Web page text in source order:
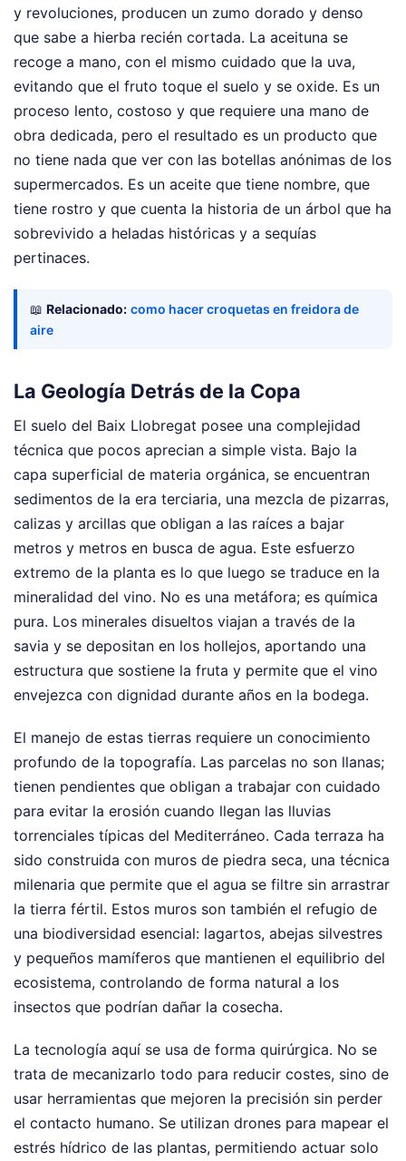
y revoluciones, producen un zumo dorado y denso
que sabe a hierba recién cortada. La aceituna se
recoge a mano, con el mismo cuidado que la uva,
evitando que el fruto toque el suelo y se oxide. Es un
proceso lento, costoso y que requiere una mano de
obra dedicada, pero el resultado es un producto que
no tiene nada que ver con las botellas anónimas de los
supermercados. Es un aceite que tiene nombre, que
tiene rostro y que cuenta la historia de un árbol que ha
sobrevivido a heladas históricas y a sequías
pertinaces.
📖 Relacionado: como hacer croquetas en freidora de
aire
La Geología Detrás de la Copa
El suelo del Baix Llobregat posee una complejidad
técnica que pocos aprecian a simple vista. Bajo la
capa superficial de materia orgánica, se encuentran
sedimentos de la era terciaria, una mezcla de pizarras,
calizas y arcillas que obligan a las raíces a bajar
metros y metros en busca de agua. Este esfuerzo
extremo de la planta es lo que luego se traduce en la
mineralidad del vino. No es una metáfora; es química
pura. Los minerales disueltos viajan a través de la
savia y se depositan en los hollejos, aportando una
estructura que sostiene la fruta y permite que el vino
envejezca con dignidad durante años en la bodega.
El manejo de estas tierras requiere un conocimiento
profundo de la topografía. Las parcelas no son llanas;
tienen pendientes que obligan a trabajar con cuidado
para evitar la erosión cuando llegan las lluvias
torrenciales típicas del Mediterráneo. Cada terraza ha
sido construida con muros de piedra seca, una técnica
milenaria que permite que el agua se filtre sin arrastrar
la tierra fértil. Estos muros son también el refugio de
una biodiversidad esencial: lagartos, abejas silvestres
y pequeños mamíferos que mantienen el equilibrio del
ecosistema, controlando de forma natural a los
insectos que podrían dañar la cosecha.
La tecnología aquí se usa de forma quirúrgica. No se
trata de mecanizarlo todo para reducir costes, sino de
usar herramientas que mejoren la precisión sin perder
el contacto humano. Se utilizan drones para mapear el
estrés hídrico de las plantas, permitiendo actuar solo